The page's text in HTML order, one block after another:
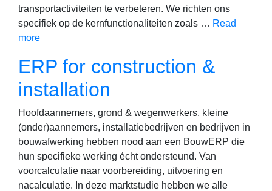
transportactiviteiten te verbeteren. We richten ons
specifiek op de kernfunctionaliteiten zoals … Read
more
ERP for construction &
installation
Hoofdaannemers, grond & wegenwerkers, kleine
(onder)aannemers, installatiebedrijven en bedrijven in
bouwafwerking hebben nood aan een BouwERP die
hun specifieke werking écht ondersteund. Van
voorcalculatie naar voorbereiding, uitvoering en
nacalculatie. In deze marktstudie hebben we alle